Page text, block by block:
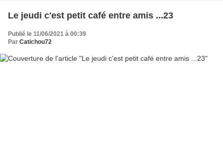
Le jeudi c'est petit café entre amis ...23
Publié le 11/06/2021 à 00:39
Par Catichou72